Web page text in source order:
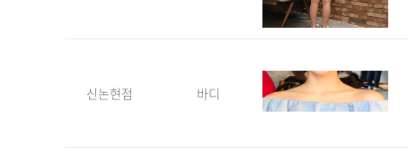
신논현점 바디